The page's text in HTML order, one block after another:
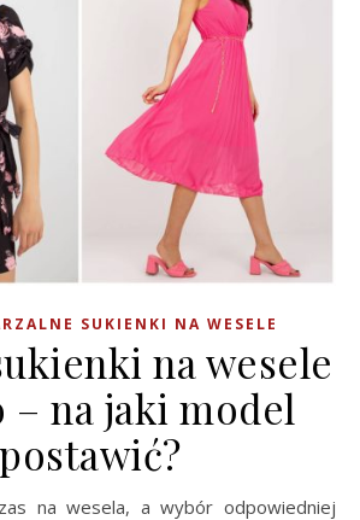
SUKIENKI NA WESELE
na wesele
– na jaki model
postawić?